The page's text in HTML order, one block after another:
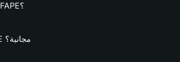
هل سيرتفع سعر FAPE؟
هل محفظة FAPE مجانية؟